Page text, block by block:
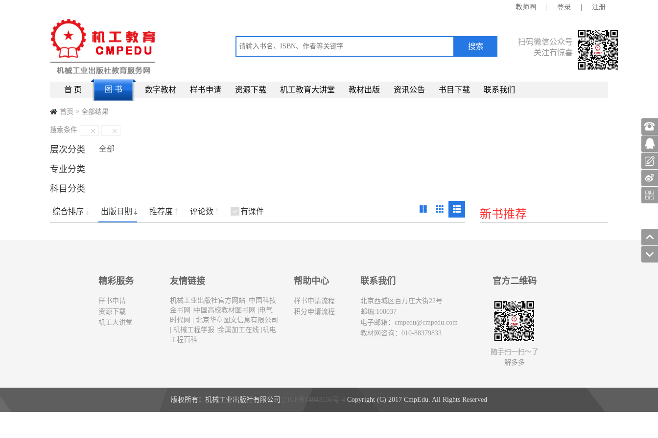
首 页 图 书 数字教材 样书申请 资源下载 机工教育大讲堂 教材出版 资讯公告 书目下载 联系我们
教师圈 | 登录 | 注册
扫码微信公众号
关注有惊喜
首页 > 全部结果
搜索条件
层次分类 全部
专业分类
科目分类
综合排序 出版日期 推荐度 评论数 有课件 新书推荐
精彩服务
样书申请
资源下载
机工大讲堂
友情链接
机械工业出版社官方网站 中国科技
金书网
中国高校教材图书网
电气
时代网
北京华章图文信息有限公司
机械工程学报 |金属加工在线 |机电
工程百科
帮助中心
样书申请流程
积分申请流程
联系我们
北京西城区百万庄大街22号
邮编:100037
电子邮箱： cmpedu@cmpedu.com
教材网咨询：010-88379833
官方二维码
随手扫一扫～了
解多多
版权所有：机械工业出版社有限公司 京ICP备14043556号-4 Copyright (C) 2017 CmpEdu. All Rights Reserved